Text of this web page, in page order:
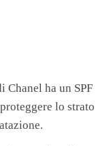
Chanel ha un SPF
lo strato